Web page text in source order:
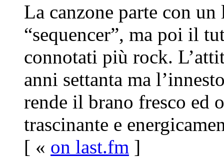
La canzone parte con
“sequencer”, ma poi il
connotati più rock.
anni settanta ma
rende il brano fresco ed
trascinante e
[ « on last.fm ]